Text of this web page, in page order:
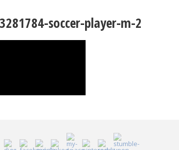
soccer-player-m-2